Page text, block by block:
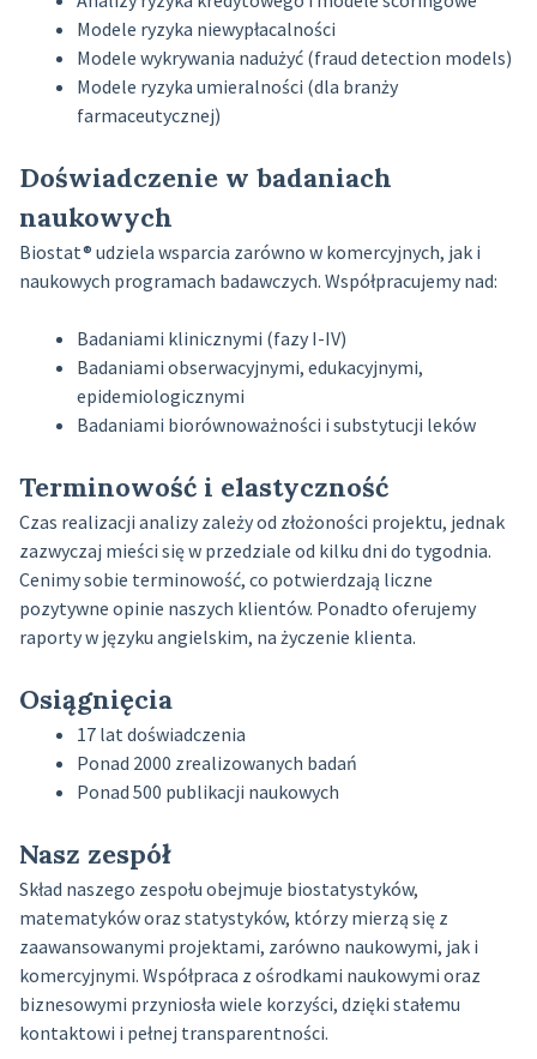
Modele ryzyka niewypłacalności
Modele wykrywania nadużyć (fraud detection models)
Modele ryzyka umieralności (dla branży
farmaceutycznej)
Doświadczenie w badaniach
naukowych
Biostat® udziela wsparcia zarówno w komercyjnych, jak i
naukowych programach badawczych. Współpracujemy nad:
Badaniami klinicznymi (fazy I-IV)
Badaniami obserwacyjnymi, edukacyjnymi,
epidemiologicznymi
Badaniami biorównoważności i substytucji leków
Terminowość i elastyczność
Czas realizacji analizy zależy od złożoności projektu, jednak
zazwyczaj mieści się w przedziale od kilku dni do tygodnia.
Cenimy sobie terminowość, co potwierdzają liczne
pozytywne opinie naszych klientów. Ponadto oferujemy
raporty w języku angielskim, na życzenie klienta.
Osiągnięcia
17 lat doświadczenia
Ponad 2000 zrealizowanych badań
Ponad 500 publikacji naukowych
Nasz zespół
Skład naszego zespołu obejmuje biostatystyków,
matematyków oraz statystyków, którzy mierzą się z
zaawansowanymi projektami, zarówno naukowymi, jak i
komercyjnymi. Współpraca z ośrodkami naukowymi oraz
biznesowymi przyniosła wiele korzyści, dzięki stałemu
kontaktowi i pełnej transparentności.